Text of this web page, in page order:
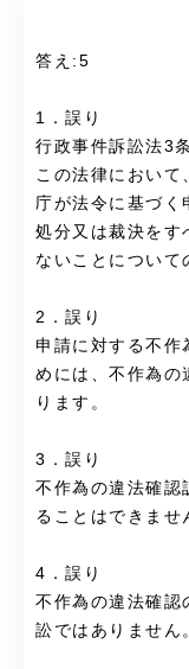
答え:5
1．誤り
行政事件訴訟法3
この法律において
庁が法令に基づく
処分又は裁決をす
ないことについて
2．誤り
申請に対する不作
めには、不作為の
ります。
3．誤り
不作為の違法確認
ることはできませ
4．誤り
不作為の違法確認
訟ではありません